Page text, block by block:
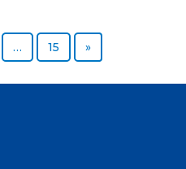
… Page
15 »Next page